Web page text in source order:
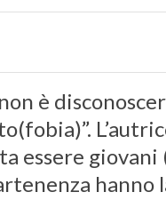
è
essere